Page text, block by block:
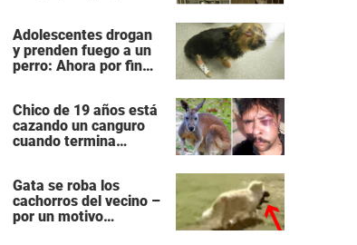
Adolescentes drogan
y prenden fuego a un
perro: Ahora por fin
Chico de 19 años está
cazando un canguro
cuando termina
Gata se roba los
cachorros del vecino –
por un motivo